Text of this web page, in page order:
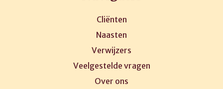
Cliënten
Naasten
Verwijzers
Veelgestelde vragen
Over ons